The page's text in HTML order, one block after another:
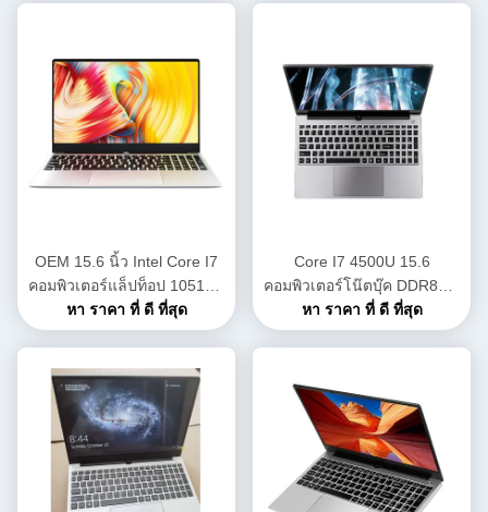
OEM 15.6 นิ้ว Intel Core I7
คอมพิวเตอร์แล็ปท็อป 10510U
8GB 256GB Notebook
หา ราคา ที่ ดี ที่สุด
Core I7 4500U 15.6
คอมพิวเตอร์โน๊ตบุ๊ค DDR8GB
SSD256GB สำหรับโรงเรียน
Intel Core I7 Gaming Pc
หา ราคา ที่ ดี ที่สุด